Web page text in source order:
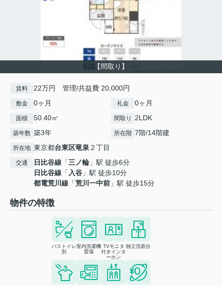
【間取り】
賃料 22万円 管理/共益費 20,000円
敷金 0ヶ月 礼金 0ヶ月
面積 50.40㎡ 間取り 2LDK
築年数 築3年 所在階 7階/14階建
所在地 東京都台東区竜泉２丁目
交通 日比谷線 「三ノ輪 」駅 徒歩6分
日比谷線 「入谷 」駅 徒歩10分
都電荒川線 「荒川一中前 」駅 徒歩15分
物件の特徴
バストイレ
別
室内洗濯機
置場
TVモニタ
付きインタ
ーホン
独立洗面台